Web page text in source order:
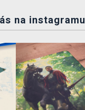
na instagramu